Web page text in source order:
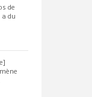
de
du